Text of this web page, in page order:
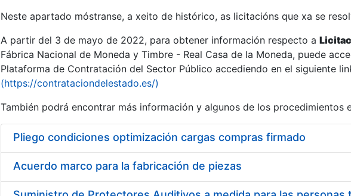
Mostrar/Ocultar
Mostrar/Ocultar
Mostrar/Ocultar
Neste apartado móstranse, a xeito de histórico, as licitacións que xa se
A partir del 3 de mayo de 2022, para obtener información respecto a
Fábrica Nacional de Moneda y Timbre - Real Casa de la Moneda, puede
Plataforma de Contratación del Sector Público accediendo en el siguiente
(https://contrataciondelestado.es/)
También podrá encontrar más información y algunos de los procedimientos
Pliego condiciones optimización cargas compras firmado
Acuerdo marco para la fabricación de piezas